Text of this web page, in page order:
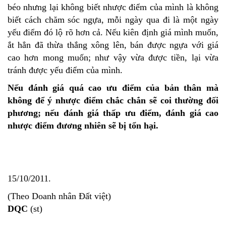
béo nhưng lại không biết nhược điểm của mình là không
biết cách chăm sóc ngựa, mỗi ngày qua đi là một ngày
yếu điểm đó lộ rõ hơn cả. Nếu kiên định giá mình muốn,
ắt hẳn đã thừa thắng xông lên, bán được ngựa với giá
cao hơn mong muốn; như vậy vừa được tiền, lại vừa
tránh được yếu điểm của mình.
Nếu đánh giá quá cao ưu điểm của bản thân mà
không để ý nhược điểm chắc chắn sẽ coi thường đối
phương; nếu đánh giá thấp ưu điểm, đánh giá cao
nhược điểm đương nhiên sẽ bị tổn hại.
15/10/2011.
(Theo Doanh nhân Đất việt)
DQC (st)